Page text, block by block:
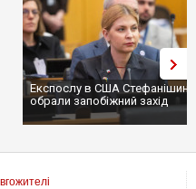
Експослу в США
обрали запобіжний захід